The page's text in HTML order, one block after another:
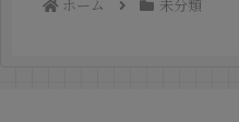
ホーム 未分類